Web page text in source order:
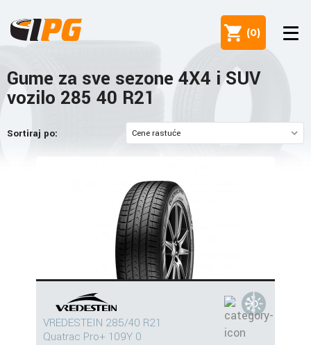
(0)
Gume za sve sezone 4X4 i SUV
vozilo 285 40 R21
Sortiraj po:
VREDESTEIN 285/40 R21
Quatrac Pro+ 109Y 0